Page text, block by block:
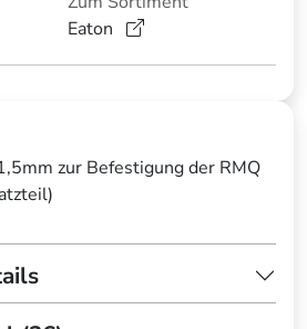
Eaton
zur Befestigung der RMQ